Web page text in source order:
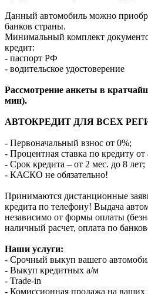
Данный автомобиль можно
банков страны.
Минимальный комплект
кредит:
- паспорт РФ
- водительское удостоверение
Рассмотрение анкеты в
мин).
АВТОКРЕДИТ ДЛЯ ВСЕХ
- Первоначальный взнос от 0%;
- Процентная ставка по кредиту
- Срок кредита – от 2 мес. до 8 лет;
- КАСКО не обязательно!
Принимаются дистанционные
кредита по телефону! Выдача
независимо от формы оплаты
наличный расчет, оплата по
Наши услуги:
- Срочный выкуп вашего
- Выкуп кредитных а/м
- Trade-in
- Комиссионная продажа на ваших